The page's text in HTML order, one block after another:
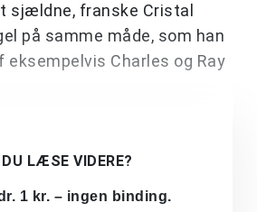
sjældne, franske Cristal
på samme måde, som han
Charles og Ray
LÆSE VIDERE?
1 kr. – ingen binding.